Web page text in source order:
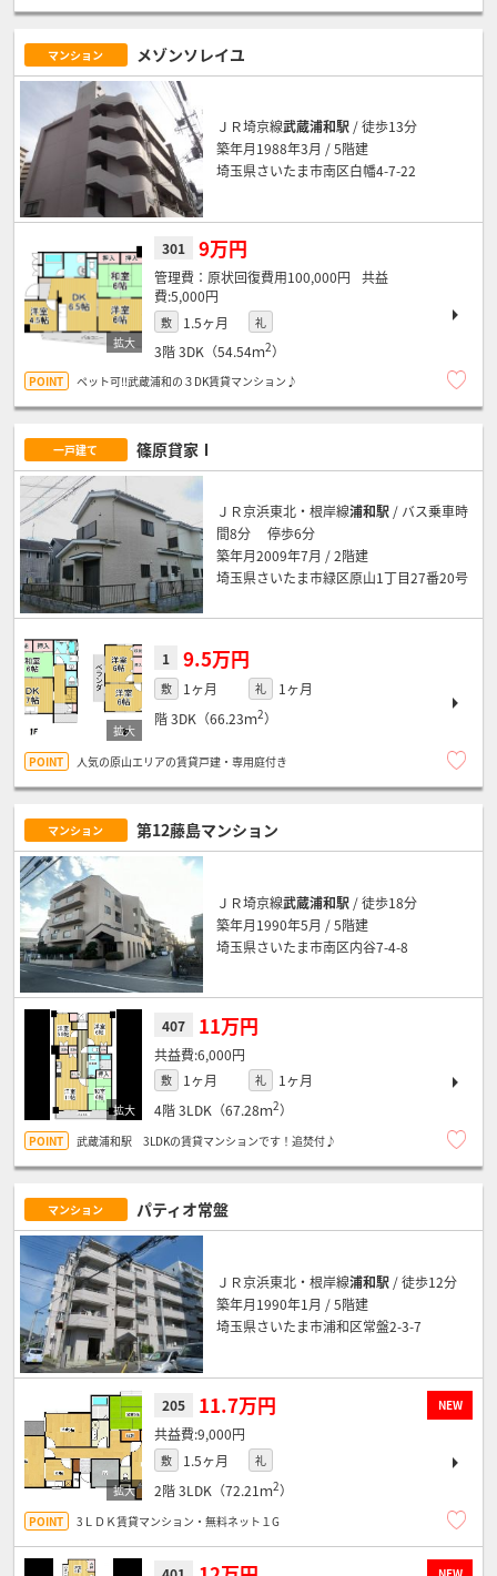
マンション メゾンソレイユ
ＪＲ埼京線武蔵浦和駅 / 徒歩13分
築年月1988年3月 / 5階建
埼玉県さいたま市南区白幡4-7-22
301 9万円
原状回復費用100,000円
5,000円
敷 1.5ヶ月 礼
3階3DK（54.54ｍ2）
ペット可!!武蔵浦和の３DK賃貸マンション♪
一戸建て 篠原貸家Ⅰ
ＪＲ京浜東北・根岸線浦和駅 / バス乗車時
間8分 停歩6分
築年月2009年7月 / 2階建
埼玉県さいたま市緑区原山1丁目27番20号
1 9.5万円
敷 1ヶ月 礼
1ヶ月
階3DK（66.23ｍ2）
人気の原山エリアの賃貸戸建・専用庭付き
マンション 第12藤島マンション
ＪＲ埼京線武蔵浦和駅 / 徒歩18分
築年月1990年5月 / 5階建
埼玉県さいたま市南区内谷7-4-8
407 11万円
6,000円
敷 1ヶ月 礼
1ヶ月
4階3LDK（67.28ｍ2）
武蔵浦和駅 3LDKの賃貸マンションです！追焚付♪
マンション パティオ常盤
ＪＲ京浜東北・根岸線浦和駅 / 徒歩12分
築年月1990年1月 / 5階建
埼玉県さいたま市浦和区常盤2-3-7
NEW
205 11.7万円
9,000円
敷 1.5ヶ月 礼
2階3LDK（72.21ｍ2）
3ＬＤＫ賃貸マンション・無料ネット１G